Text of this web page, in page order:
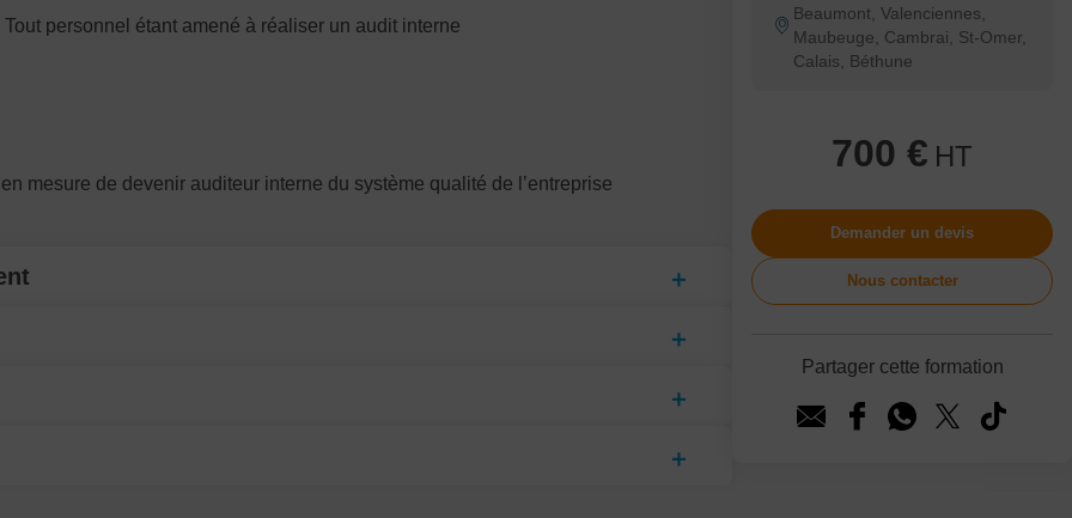
personnel étant amené à réaliser un audit interne
mesure de devenir auditeur interne du système qualité de l’entreprise
Beaumont, Valenciennes,
Maubeuge, Cambrai, St-Omer,
Calais, Béthune
700 € HT
Demander un devis
Nous contacter
Partager cette formation